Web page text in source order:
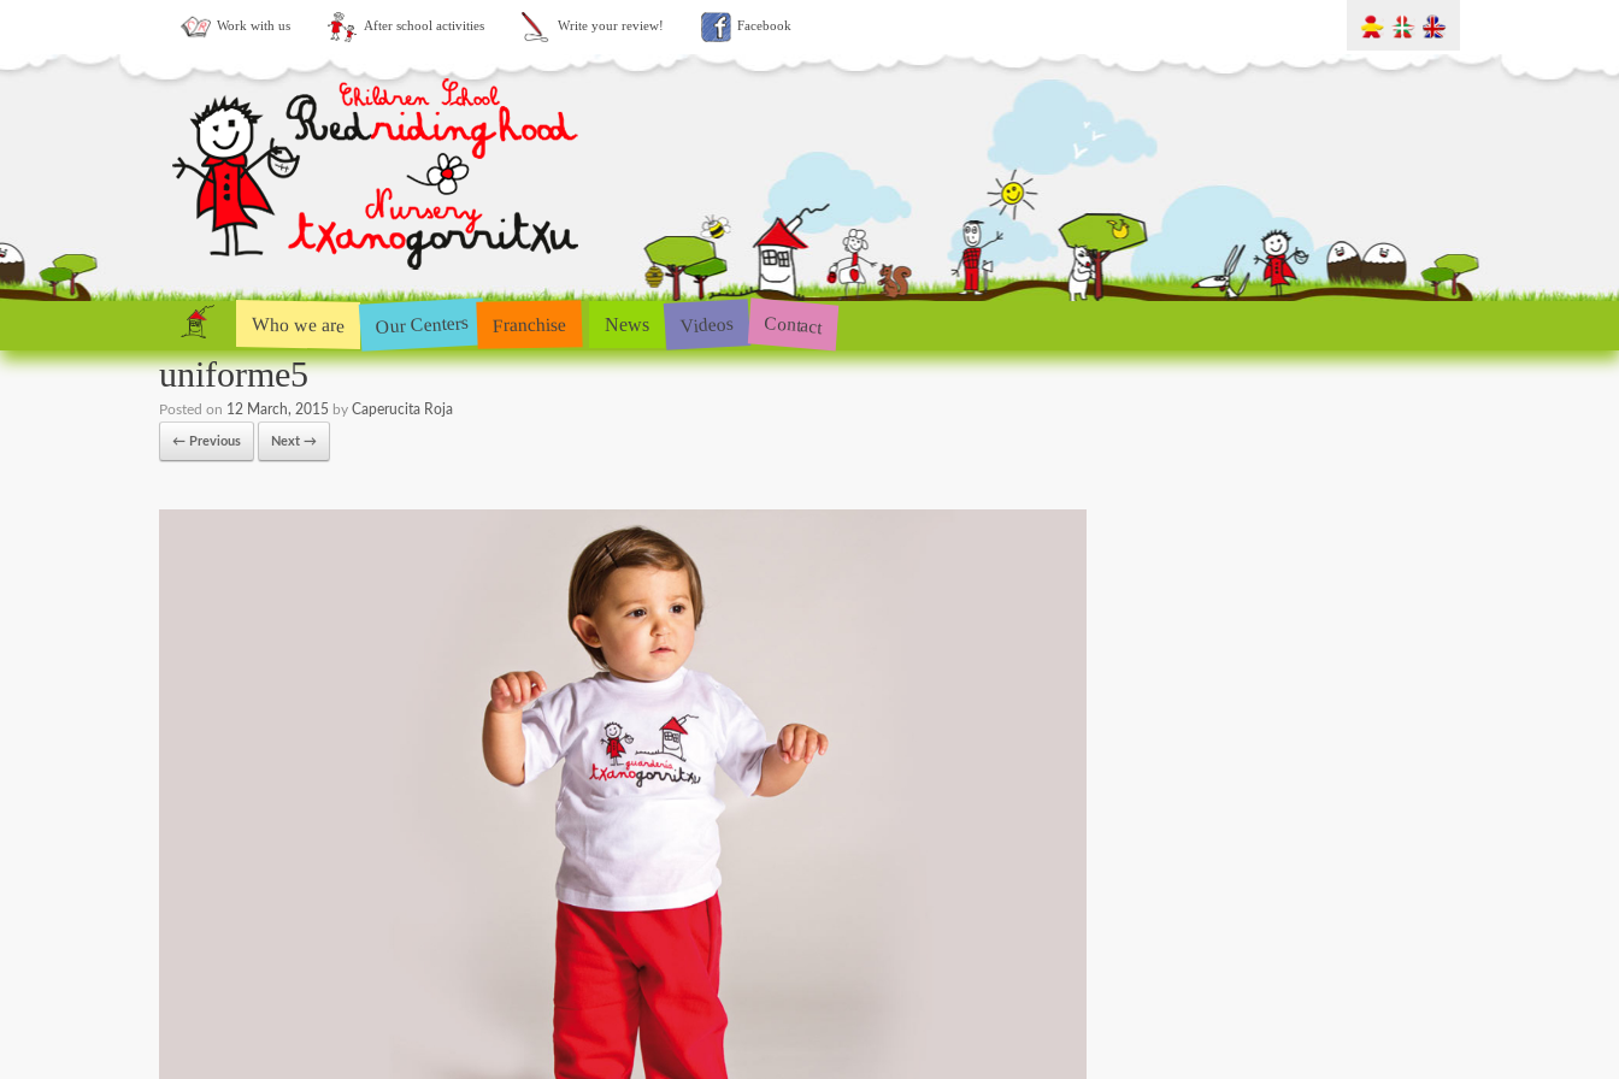
Work with us After school activities Write your review! Facebook
Who we are Our Centers Franchise News Videos Contact
uniforme5
Posted on 12 March, 2015 by Caperucita Roja
← Previous Next →